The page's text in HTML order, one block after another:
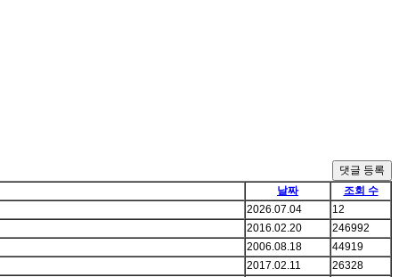
댓글 등록
날짜
조회 수
2026.07.04
12
2016.02.20
246992
2006.08.18
44919
2017.02.11
26328